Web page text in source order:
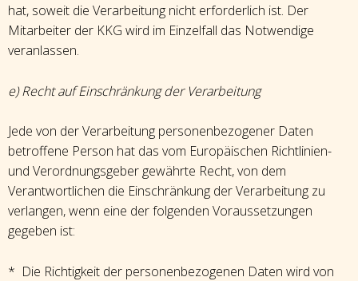
hat, soweit die Verarbeitung nicht erforderlich ist. Der
Mitarbeiter der KKG wird im Einzelfall das Notwendige
veranlassen.
e) Recht auf Einschränkung der Verarbeitung
Jede von der Verarbeitung personenbezogener Daten
betroffene Person hat das vom Europäischen Richtlinien-
und Verordnungsgeber gewährte Recht, von dem
Verantwortlichen die Einschränkung der Verarbeitung zu
verlangen, wenn eine der folgenden Voraussetzungen
gegeben ist:
* Die Richtigkeit der personenbezogenen Daten wird von